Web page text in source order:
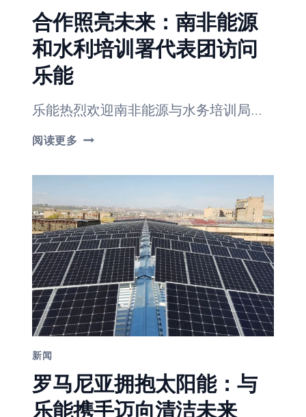
现
卓
越
性
能
合作照亮未来：南非能源
和水利培训署代表团访问
乐能
乐能热烈欢迎南非能源与水务培训局…
阅读更多 合
亮
南
非
能
源
和
水
利
培
训
署
代
访
问
乐
能
新闻
罗马尼亚拥抱太阳能：与
乐能携手迈向清洁未来